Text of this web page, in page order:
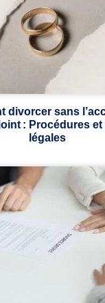
divorcer sans
: Procédures et
légales